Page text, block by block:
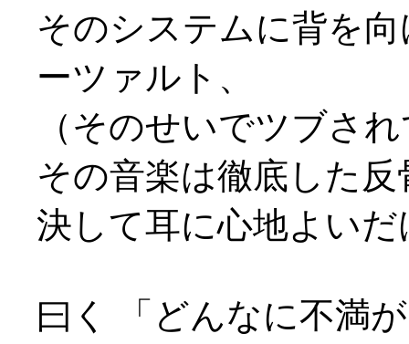
そのシステムに背を
ーツァルト、
（そのせいでツブさ
その音楽は徹底した
決して耳に心地よい
曰く 「どんなに不満